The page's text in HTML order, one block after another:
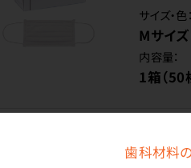
歯科材料
サイズ・色：
Mサイズ
内容量：
1箱（50
価格はログイン後表示